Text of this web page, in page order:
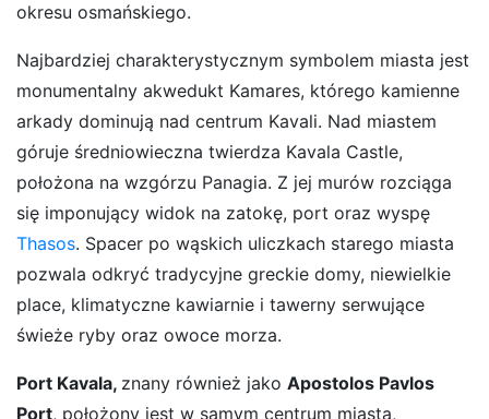
okresu osmańskiego.
Najbardziej charakterystycznym symbolem miasta jest
monumentalny akwedukt Kamares, którego kamienne
arkady dominują nad centrum Kavali. Nad miastem
góruje średniowieczna twierdza Kavala Castle,
położona na wzgórzu Panagia. Z jej murów rozciąga
się imponujący widok na zatokę, port oraz wyspę
Thasos. Spacer po wąskich uliczkach starego miasta
pozwala odkryć tradycyjne greckie domy, niewielkie
place, klimatyczne kawiarnie i tawerny serwujące
świeże ryby oraz owoce morza.
Port Kavala, znany również jako Apostolos Pavlos
Port, położony jest w samym centrum miasta,